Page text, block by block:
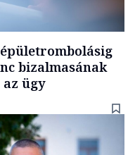
bizalmasának
ügy